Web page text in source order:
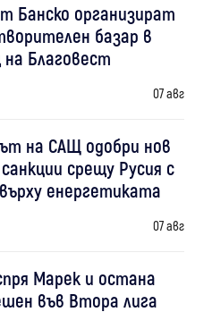
Банско организират
базар в
Благовест
07 авг
на САЩ одобри нов
срещу Русия с
енергетиката
07 авг
Марек и остана
във Втора лига